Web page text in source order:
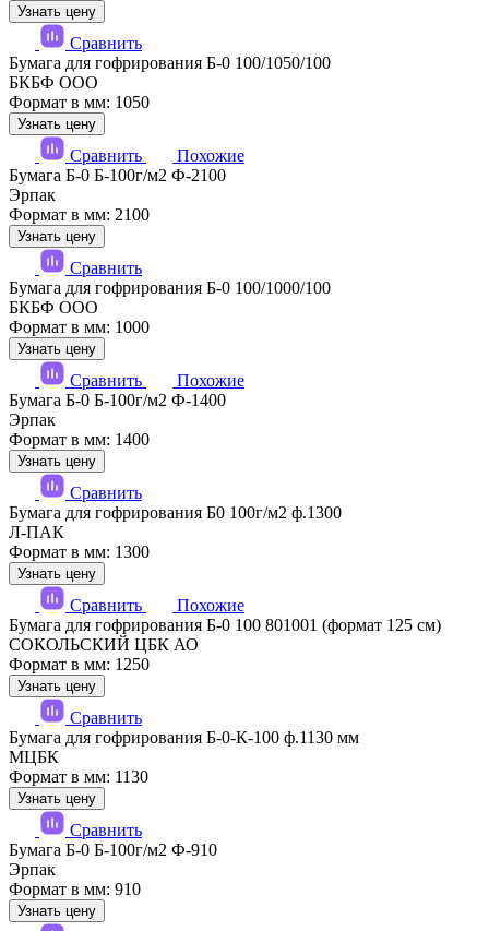
Узнать цену
Сравнить
Бумага для гофрирования Б-0 100/1050/100
БКБФ ООО
Формат в мм: 1050
Узнать цену
Сравнить
Похожие
Бумага Б-0 Б-100г/м2 Ф-2100
Эрпак
Формат в мм: 2100
Узнать цену
Сравнить
Бумага для гофрирования Б-0 100/1000/100
БКБФ ООО
Формат в мм: 1000
Узнать цену
Сравнить
Похожие
Бумага Б-0 Б-100г/м2 Ф-1400
Эрпак
Формат в мм: 1400
Узнать цену
Сравнить
Бумага для гофрирования Б0 100г/м2 ф.1300
Л-ПАК
Формат в мм: 1300
Узнать цену
Сравнить
Похожие
Бумага для гофрирования Б-0 100 801001 (формат 125 см)
СОКОЛЬСКИЙ ЦБК АО
Формат в мм: 1250
Узнать цену
Сравнить
Бумага для гофрирования Б-0-К-100 ф.1130 мм
МЦБК
Формат в мм: 1130
Узнать цену
Сравнить
Бумага Б-0 Б-100г/м2 Ф-910
Эрпак
Формат в мм: 910
Узнать цену